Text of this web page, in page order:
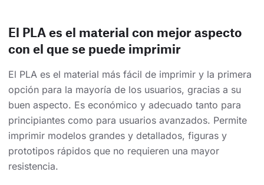
El PLA es el material con mejor aspecto
con el que se puede imprimir
El PLA es el material más fácil de imprimir y la primera
opción para la mayoría de los usuarios, gracias a su
buen aspecto. Es económico y adecuado tanto para
principiantes como para usuarios avanzados. Permite
imprimir modelos grandes y detallados, figuras y
prototipos rápidos que no requieren una mayor
resistencia.